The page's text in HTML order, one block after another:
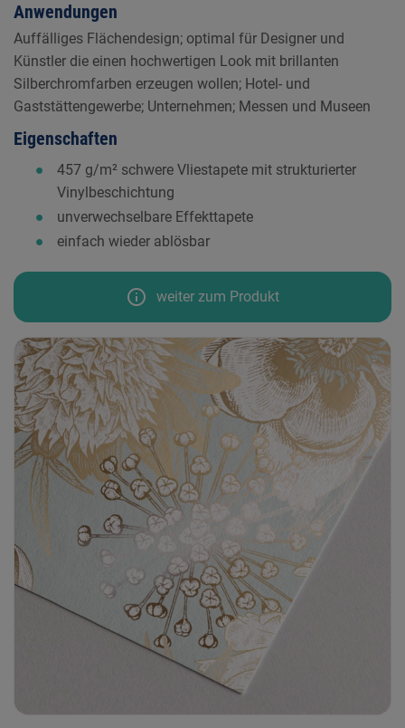
Anwendungen
Auffälliges Flächendesign; optimal für Designer und
Künstler die einen hochwertigen Look mit brillanten
Silberchromfarben erzeugen wollen; Hotel- und
Gaststättengewerbe; Unternehmen; Messen und Museen
Eigenschaften
457 g/m² schwere Vliestapete mit strukturierter
Vinylbeschichtung
unverwechselbare Effekttapete
einfach wieder ablösbar
info weiter zum Produkt